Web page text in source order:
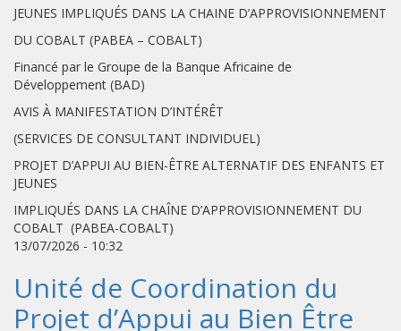
JEUNES IMPLIQUÉS DANS LA CHAINE D’APPROVISIONNEMENT
DU COBALT (PABEA – COBALT)
Financé par le Groupe de la Banque Africaine de
Développement (BAD)
AVIS À MANIFESTATION D’INTÉRÊT
(SERVICES DE CONSULTANT INDIVIDUEL)
PROJET D’APPUI AU BIEN-ÊTRE ALTERNATIF DES ENFANTS ET
JEUNES
IMPLIQUÉS DANS LA CHAÎNE D’APPROVISIONNEMENT DU
COBALT (PABEA-COBALT)
13/07/2026 - 10:32
Unité de Coordination du
Projet d’Appui au Bien Être